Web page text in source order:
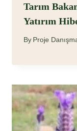
Tarım
Yatırım
By Proje